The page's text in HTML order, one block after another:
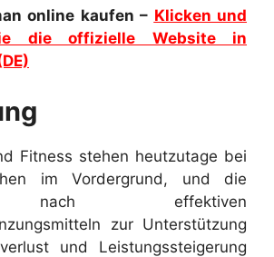
online kaufen – Klicken und
die offizielle Website in
Fitness stehen heutzutage bei
im Vordergrund, und die
nach effektiven
zur Unterstützung
und Leistungssteigerung